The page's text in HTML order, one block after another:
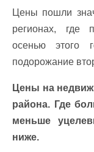
Цены пошли
регионах, где
осенью этого
подорожание
Цены на
района. Где
меньше
ниже.